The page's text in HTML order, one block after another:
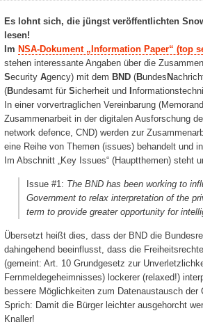
Es lohnt sich, die jüngst veröffentlichten
lesen!
Im NSA-Dokument „Information Paper“ (top
stehen interessante Angaben über die
Security Agency) mit dem BND(BundesN
(Bundesamt für Sicherheit und I
In einer vorvertraglichen Vereinbarung
Zusammenarbeit in der digitalen Ausforschung
network defence, CND) werden zur
eine Reihe von Themen (issues) behandelt und
Im Abschnitt „Key Issues“ (Hauptthemen) steht
Issue #1: The BND has been working to
Government to relax interpretation of the
term to provide greater opportunity for
Übersetzt heißt dies, dass der BND die
dahingehend beeinflusst, dass die
(gemeint: Art. 10 Grundgesetz zur
Fernmeldegeheimnisses) lockerer (relaxed!)
bessere Möglichkeiten zum Datenaustausch der
Sprich: Damit die Bürger leichter ausgehorcht
Knaller!